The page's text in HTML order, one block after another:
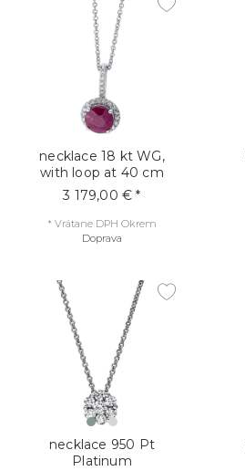
necklace 18 kt WG,
with loop at 40 cm
3 179,00 € *
* Vrátane DPH Okrem
Doprava
necklace 950 Pt
Platinum